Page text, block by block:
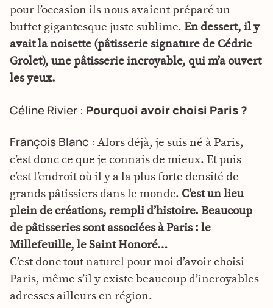
pour l’occasion ils nous avaient préparé un
buffet gigantesque juste sublime. En dessert, il y
avait la noisette (pâtisserie signature de Cédric
Grolet), une pâtisserie incroyable, qui m’a ouvert
les yeux.
Céline Rivier : Pourquoi avoir choisi Paris ?
François Blanc : Alors déjà, je suis né à Paris,
c’est donc ce que je connais de mieux. Et puis
c’est l’endroit où il y a la plus forte densité de
grands pâtissiers dans le monde. C’est un lieu
plein de créations, rempli d’histoire. Beaucoup
de pâtisseries sont associées à Paris : le
Millefeuille, le Saint Honoré…
C’est donc tout naturel pour moi d’avoir choisi
Paris, même s’il y existe beaucoup d’incroyables
adresses ailleurs en région.